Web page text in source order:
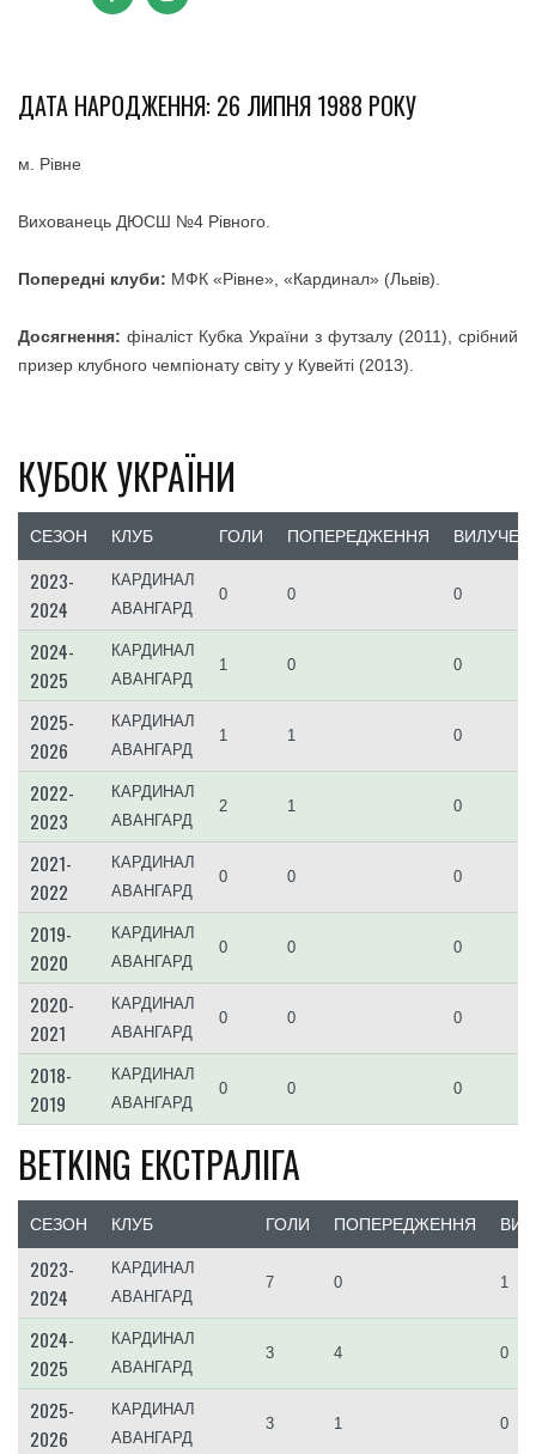
ДАТА НАРОДЖЕННЯ: 26 ЛИПНЯ 1988 РОКУ
м. Рівне
Вихованець ДЮСШ №4 Рівного.
Попередні клуби: МФК «Рівне», «Кардинал» (Львів).
Досягнення: фіналіст Кубка України з футзалу (2011), срібний
призер клубного чемпіонату світу у Кувейті (2013).
КУБОК УКРАЇНИ
СЕЗОН КЛУБ ГОЛИ ПОПЕРЕДЖЕННЯ
2023-
2024
КАРДИНАЛ
АВАНГАРД
0 0 0
2024-
2025
КАРДИНАЛ
АВАНГАРД
1 0 0
2025-
2026
КАРДИНАЛ
АВАНГАРД
1 1 0
2022-
2023
КАРДИНАЛ
АВАНГАРД
2 1 0
2021-
2022
КАРДИНАЛ
АВАНГАРД
0 0 0
2019-
2020
КАРДИНАЛ
АВАНГАРД
0 0 0
2020-
2021
КАРДИНАЛ
АВАНГАРД
0 0 0
2018-
2019
КАРДИНАЛ
АВАНГАРД
0 0 0
BETKING ЕКСТРАЛІГА
СЕЗОН КЛУБ ГОЛИ ПОПЕРЕДЖЕННЯ
2023-
2024
КАРДИНАЛ
АВАНГАРД
7 0 1
2024-
2025
КАРДИНАЛ
АВАНГАРД
3 4 0
2025-
2026
КАРДИНАЛ
АВАНГАРД
3 1 0